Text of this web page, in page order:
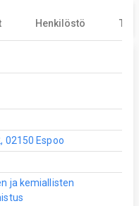
Henkilöstö
02150 Espoo
ja kemiallisten